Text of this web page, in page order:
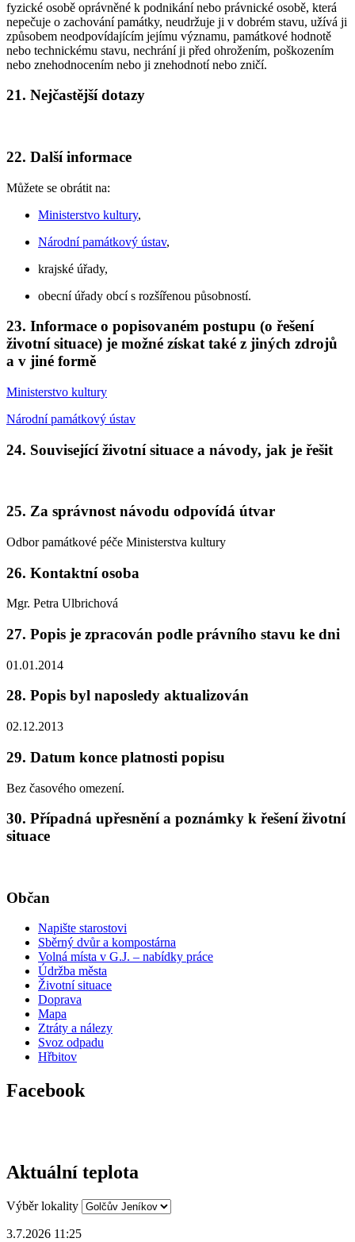
fyzické osobě oprávněné k podnikání nebo právnické osobě, která
nepečuje o zachování památky, neudržuje ji v dobrém stavu, užívá ji
způsobem neodpovídajícím jejímu významu, památkové hodnotě
nebo technickému stavu, nechrání ji před ohrožením, poškozením
nebo znehodnocením nebo ji znehodnotí nebo zničí.
21. Nejčastější dotazy
22. Další informace
Můžete se obrátit na:
Ministerstvo kultury,
Národní památkový ústav,
krajské úřady,
obecní úřady obcí s rozšířenou působností.
23. Informace o popisovaném postupu (o řešení
životní situace) je možné získat také z jiných zdrojů
a v jiné formě
Ministerstvo kultury
Národní památkový ústav
24. Související životní situace a návody, jak je řešit
25. Za správnost návodu odpovídá útvar
Odbor památkové péče Ministerstva kultury
26. Kontaktní osoba
Mgr. Petra Ulbrichová
27. Popis je zpracován podle právního stavu ke dni
01.01.2014
28. Popis byl naposledy aktualizován
02.12.2013
29. Datum konce platnosti popisu
Bez časového omezení.
30. Případná upřesnění a poznámky k řešení životní
situace
Občan
Napište starostovi
Sběrný dvůr a kompostárna
Volná místa v G.J. – nabídky práce
Údržba města
Životní situace
Doprava
Mapa
Ztráty a nálezy
Svoz odpadu
Hřbitov
Facebook
Aktuální teplota
Výběr lokality
3.7.2026 11:25